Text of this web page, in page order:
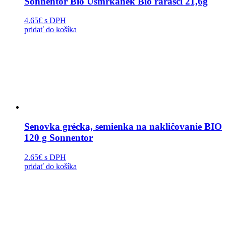
4.65€ s DPH
pridať do košíka
Senovka grécka, semienka na nakličovanie BIO
120 g Sonnentor
2.65€ s DPH
pridať do košíka